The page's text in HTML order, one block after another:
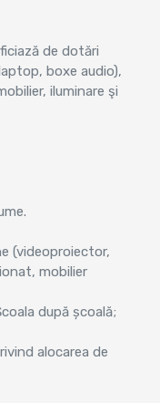
de dotări
boxe audio),
iluminare şi
(videoproiector,
mobilier
după școală;
alocarea de